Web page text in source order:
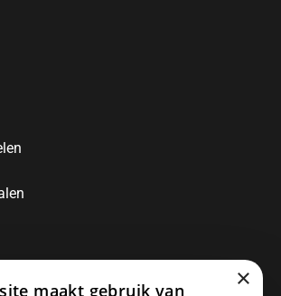
×
maakt gebruik van